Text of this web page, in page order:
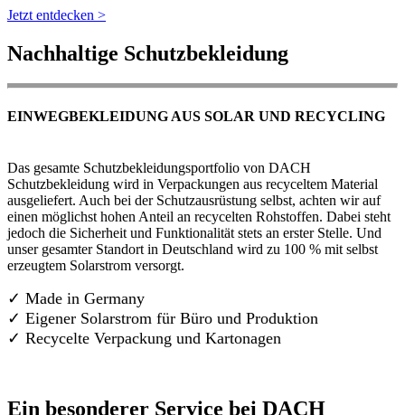
Jetzt entdecken >
Nachhaltige Schutzbekleidung
EINWEGBEKLEIDUNG AUS SOLAR UND RECYCLING
Das gesamte Schutzbekleidungsportfolio von DACH
Schutzbekleidung wird in Verpackungen aus recyceltem Material
ausgeliefert. Auch bei der Schutzausrüstung selbst, achten wir auf
einen möglichst hohen Anteil an recycelten Rohstoffen. Dabei steht
jedoch die Sicherheit und Funktionalität stets an erster Stelle. Und
unser gesamter Standort in Deutschland wird zu 100 % mit selbst
erzeugtem Solarstrom versorgt.
✓ Made in Germany
✓ Eigener Solarstrom für Büro und Produktion
✓ Recycelte Verpackung und Kartonagen
Ein besonderer Service bei DACH